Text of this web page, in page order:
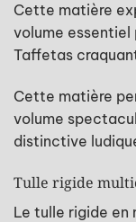
Cette matière
volume essentiel
Taffetas
Cette matière
volume
distinctive
Tulle rigide
Le tulle rigide en